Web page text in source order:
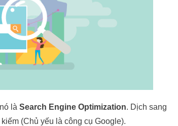
là Search Engine Optimization. Dịch sang
(Chủ yếu là công cụ Google).